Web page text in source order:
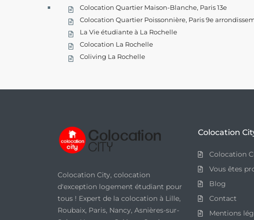
Colocation Quartier Maison-Blanche, Paris 13e
Colocation Quartier Poissonnière, Paris 9e
La Vie étudiante à La Rochelle
Colocation La Rochelle
Coliving La Rochelle
Colocation City, colocation
d'exception logement étudiant pour
tous ! Expert de la colocation à Lille,
Roubaix, Paris, Nancy, Asnières-sur-
Colocation
Colocation
Vous êtes
Blog
Contact
Mentions